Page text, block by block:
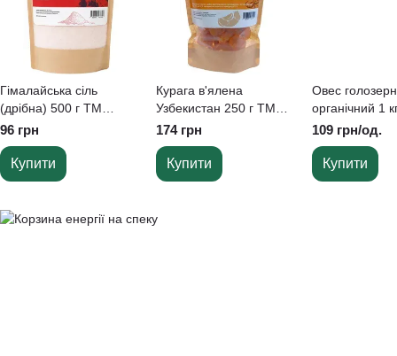
Гімалайська сіль
(дрібна) 500 г TM
Ahimsa
96 грн
Купити
Курага в'ялена
Узбекистан 250 г ТМ
Ahimsa
174 грн
Купити
Овес
органічний 1
Ahimsa
109 грн/од.
Купити